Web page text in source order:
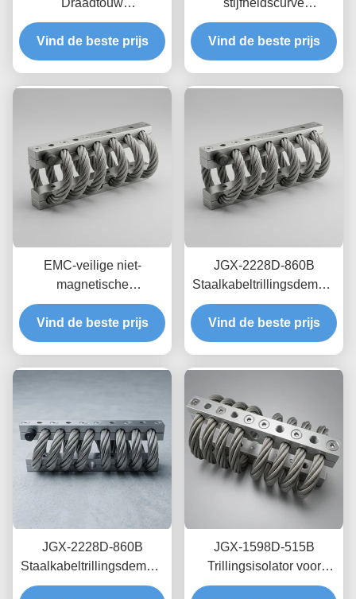
Draadtouw
Trillingsisolator Schimmel
Chemisch wasbestendige
isolatie van roestvrij staal
Vind de beste prijs
stijfheidscurve
draadkabelisolator JGX-
2228D-665B
Milieuvriendelijke
Vind de beste prijs
EMC-veilige niet-
magnetische
draadkabelisolator JGX-
2228D-665B Mount voor
tijdelijke schokdissipatie
Vind de beste prijs
JGX-2228D-860B
Staalkabeltrillingsdemper
Roestvrij Staal Lange
Levensduur Industriële
Schokdemper
Vind de beste prijs
JGX-2228D-860B
Staalkabeltrillingsdemper
Snel Prototypen Snelle
JGX-1598D-515B
Trillingsisolator voor
draadtouw met